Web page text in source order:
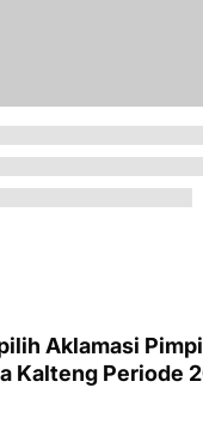
Aklamasi
Kalteng Periode